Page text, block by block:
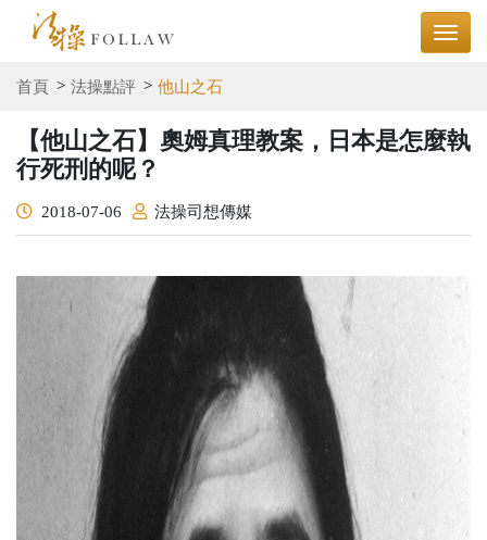
首頁 法操點評 他山之石
【他山之石】奧姆真理教案，日本是怎麼執
行死刑的呢？
2018-07-06 法操司想傳媒